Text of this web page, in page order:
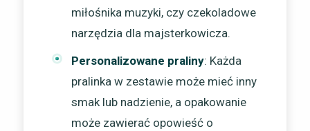
miłośnika muzyki, czy czekoladowe
narzędzia dla majsterkowicza.
Personalizowane praliny: Każda
pralinka w zestawie może mieć inny
smak lub nadzienie, a opakowanie
może zawierać opowieść o